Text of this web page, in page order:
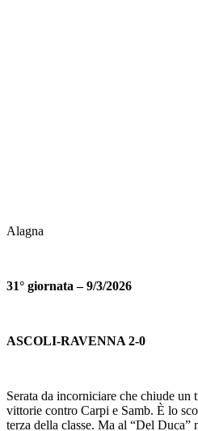
Alagna
31° giornata – 9/3/
ASCOLI-RAVENNA 2-0
Serata da incorniciare che chiude un
vittorie contro Carpi e Samb. È lo
terza della classe. Ma al “Del